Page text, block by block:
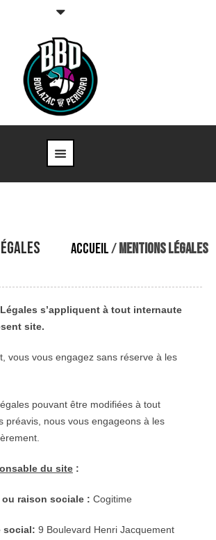
ACCUEIL/ MENTIONS LÉGALES
s’appliquent à tout internaute
site.
vous vous engagez sans réserve à les
pouvant être modifiées à tout
préavis, nous vous engageons à les
du site :
raison sociale : Cogitime
social: 9 Boulevard Henri Jacquement